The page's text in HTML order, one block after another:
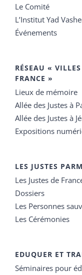
Le Comité
L’Institut Yad
Événements
RÉSEAU «
FRANCE »
Lieux de mémoire
Allée des Justes à
Allée des Justes à
Expositions
LES JUSTES
Les Justes de
Dossiers
Les Personnes
Les Cérémonies
EDUQUER ET
Séminaires pour